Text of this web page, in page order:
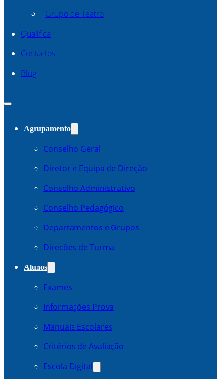
Grupo de Teatro
Qualifica
Contactos
Blog
Agrupamento
Conselho Geral
Diretor e Equipa de Direção
Conselho Administrativo
Conselho Pedagógico
Departamentos e Grupos
Direcões de Turma
Alunos
Exames
Informações Prova
Manuais Escolares
Critérios de Avaliação
Escola Digital